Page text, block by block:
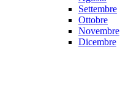
Settembre
Ottobre
Novembre
Dicembre